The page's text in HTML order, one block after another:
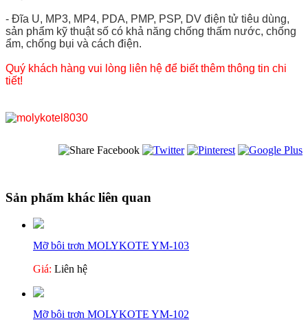
- Đĩa U, MP3, MP4, PDA, PMP, PSP, DV điện tử tiêu dùng,
sản phẩm kỹ thuật số có khả năng chống thấm nước, chống
ẩm, chống bụi và cách điện.
Quý khách hàng vui lòng liên hệ để biết thêm thông tin chi
tiết!
Sản phẩm khác liên quan
Mỡ bôi trơn MOLYKOTE YM-103
Giá: Liên hệ
Mỡ bôi trơn MOLYKOTE YM-102